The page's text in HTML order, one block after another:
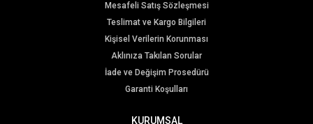
Mesafeli Satış Sözleşmesi
Teslimat ve Kargo Bilgileri
Kişisel Verilerin Korunması
Aklınıza Takılan Sorular
İade ve Değişim Prosedürü
Garanti Koşulları
KURUMSAL